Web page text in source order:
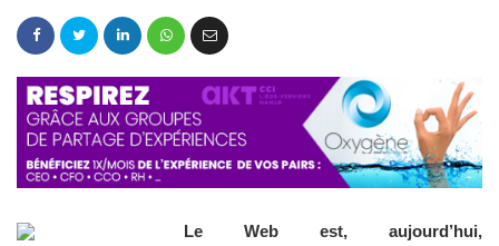
Le Web est, aujourd’hui,